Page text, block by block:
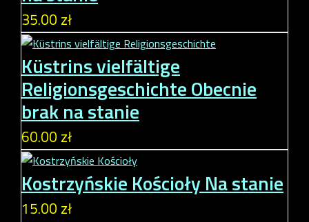
35.00 zł
Küstrins vielfältige
ReligionsgeschichteObecnie
brak na stanie
60.00 zł
Kostrzyńskie KościołyNa stanie
15.00 zł